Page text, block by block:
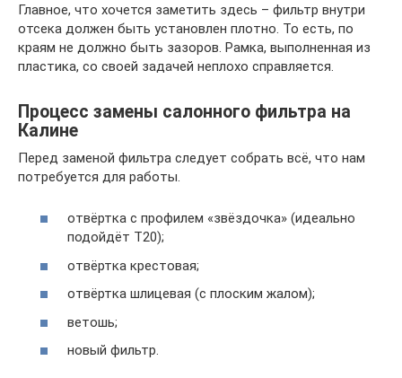
Главное, что хочется заметить здесь – фильтр внутри
отсека должен быть установлен плотно. То есть, по
краям не должно быть зазоров. Рамка, выполненная из
пластика, со своей задачей неплохо справляется.
Процесс замены салонного фильтра на
Калине
Перед заменой фильтра следует собрать всё, что нам
потребуется для работы.
отвёртка с профилем «звёздочка» (идеально
подойдёт Т20);
отвёртка крестовая;
отвёртка шлицевая (с плоским жалом);
ветошь;
новый фильтр.